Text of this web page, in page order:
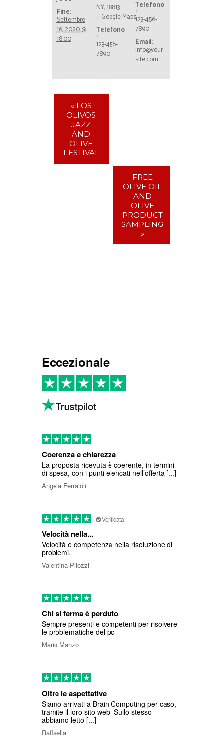
Fine:
Settembre
16, 2020 @
18:00
NY, 18813
+ Google Maps
Telefono
:
123-456-
7890
Telefono
:
123-456-
7890
Email:
info@your
site.com
«LOS
OLIVOS
JAZZ
AND
OLIVE
FESTIVAL
FREE
OLIVE OIL
AND
OLIVE
PRODUCT
SAMPLING
»
Eccezionale
Coerenza e chiarezza
La proposta ricevuta è coerente, in termini
di spesa, con i punti elencati nell’offerta [...]
Angela Ferraioli
Verificata
Velocità nella...
Velocità e competenza nella risoluzione di
problemi.
Valentina Pilozzi
Chi si ferma è perduto
Sempre presenti e competenti per risolvere
le problematiche del pc
Mario Manzo
Oltre le aspettative
Siamo arrivati a Brain Computing per caso,
tramite il loro sito web. Sullo stesso
abbiamo letto [...]
Raffaella